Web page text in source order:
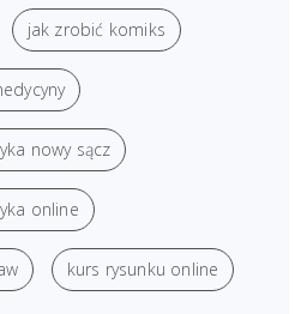
jak zrobić komiks
nowy sącz
online
kurs rysunku online